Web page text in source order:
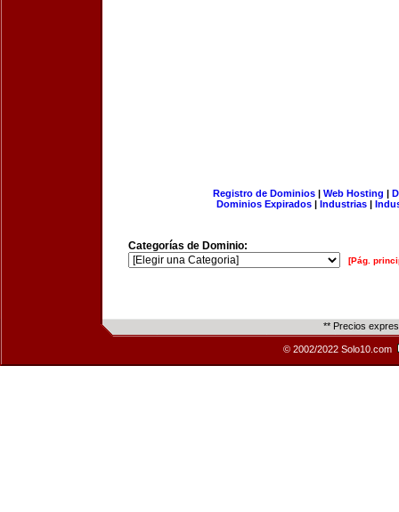
Registro de Dominios| Web Hosting |
Dominios Expirados | Industrias |
Categorías de Dominio:
[Pág.
** Precios
© 2002/2022 Solo10.com